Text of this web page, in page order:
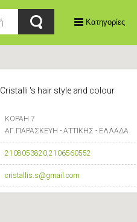
Κατηγορίες
Cristalli 's hair style and colour
ΚΟΡΑΗ 7
ΑΓ.ΠΑΡΑΣΚΕΥΗ - ΑΤΤΙΚΗΣ - ΕΛΛΑΔΑ
2108053820 ,2106560552
cristallis.s@gmail.com